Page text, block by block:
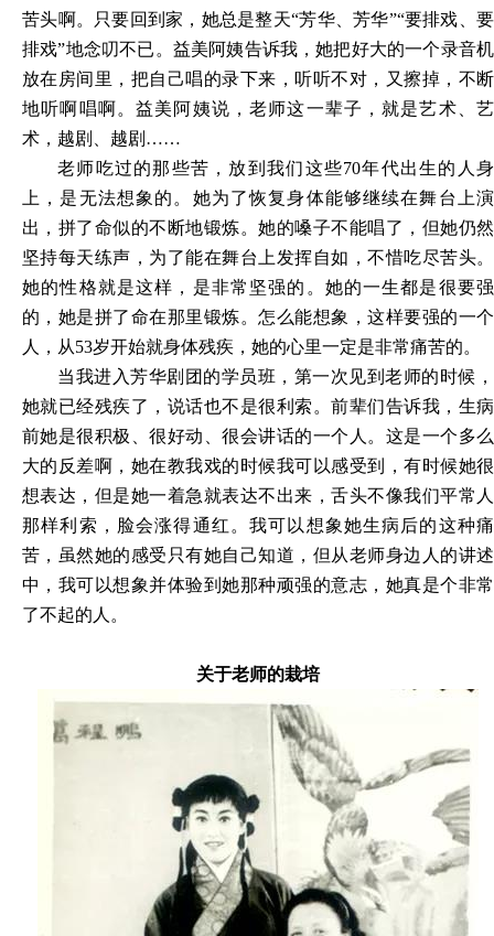
苦头啊。只要回到家，她总是整天“芳华、芳华”“要排戏、要
排戏”地念叨不已。益美阿姨告诉我，她把好大的一个录音机
放在房间里，把自己唱的录下来，听听不对，又擦掉，不断
地听啊唱啊。益美阿姨说，老师这一辈子，就是艺术、艺
术，越剧、越剧……
老师吃过的那些苦，放到我们这些70年代出生的人身
上，是无法想象的。她为了恢复身体能够继续在舞台上演
出，拼了命似的不断地锻炼。她的嗓子不能唱了，但她仍然
坚持每天练声，为了能在舞台上发挥自如，不惜吃尽苦头。
她的性格就是这样，是非常坚强的。她的一生都是很要强
的，她是拼了命在那里锻炼。怎么能想象，这样要强的一个
人，从53岁开始就身体残疾，她的心里一定是非常痛苦的。
当我进入芳华剧团的学员班，第一次见到老师的时候，
她就已经残疾了，说话也不是很利索。前辈们告诉我，生病
前她是很积极、很好动、很会讲话的一个人。这是一个多么
大的反差啊，她在教我戏的时候我可以感受到，有时候她很
想表达，但是她一着急就表达不出来，舌头不像我们平常人
那样利索，脸会涨得通红。我可以想象她生病后的这种痛
苦，虽然她的感受只有她自己知道，但从老师身边人的讲述
中，我可以想象并体验到她那种顽强的意志，她真是个非常
了不起的人。
关于老师的栽培